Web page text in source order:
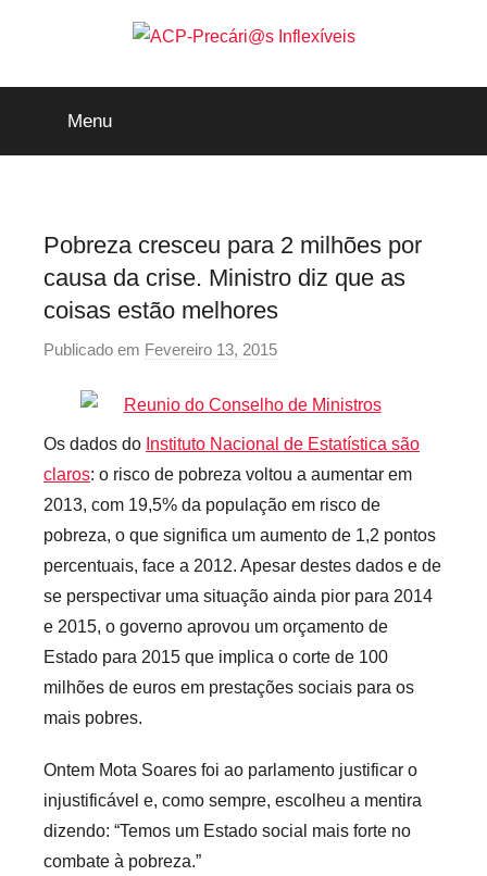
ACP-
Precári@s
Menu
Pobreza cresceu para 2 milhões por
causa da crise. Ministro diz que as
coisas estão melhores
Publicado em Fevereiro 13, 2015
r
p
a
r
i
o
s
i
l
e
x
Os dados do Instituto Nacional de Estatística são
claros: o risco de pobreza voltou a aumentar em
2013, com 19,5% da população em risco de
pobreza, o que significa um aumento de 1,2 pontos
percentuais, face a 2012. Apesar destes dados e de
se perspectivar uma situação ainda pior para 2014
e 2015, o governo aprovou um orçamento de
Estado para 2015 que implica o corte de 100
milhões de euros em prestações sociais para os
mais pobres.
Ontem Mota Soares foi ao parlamento justificar o
injustificável e, como sempre, escolheu a mentira
dizendo: “Temos um Estado social mais forte no
combate à pobreza.”